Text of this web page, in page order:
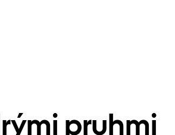
pruhmi